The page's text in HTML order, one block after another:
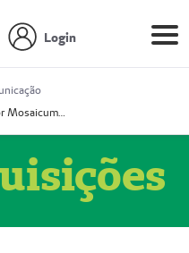
Login
Prestador Mosaicum Espaço Clínico Eireli (51004355-5)